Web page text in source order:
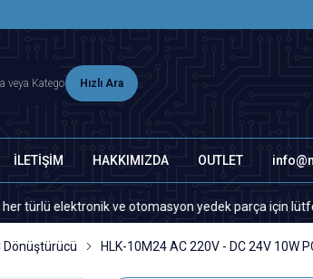
Hızlı Ara
İLETİŞİM HAKKIMIZDA OUTLET
elektronik ve otomasyon yedek parça için lütfen
Dönüştürücü HLK-10M24 AC 220V - DC 24V 10W